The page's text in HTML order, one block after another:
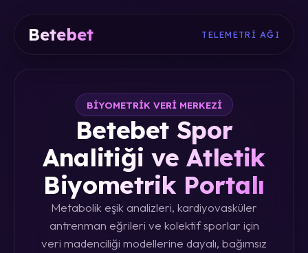
Betebet TELEMETRI AĞI
BIYOMETRIK VERI MERKEZI
Betebet Spor
Analitiği ve Atletik
Biyometrik Portalı
Metabolik eşik analizleri, kardiyovasküler
antrenman eğrileri ve kolektif sporlar için
veri madenciliği modellerine dayalı, bağımsız